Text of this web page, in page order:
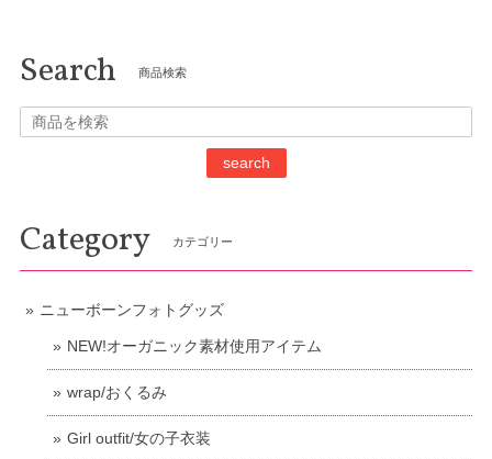
Search 商品検索
search
Category カテゴリー
ニューボーンフォトグッズ
NEW!オーガニック素材使用アイテム
wrap/おくるみ
Girl outfit/女の子衣装